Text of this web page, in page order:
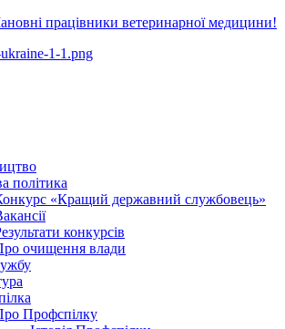
працівники ветеринарної медицини!
політика
«Кращий державний службовець»
конкурсів
очищення влади
Профспілку